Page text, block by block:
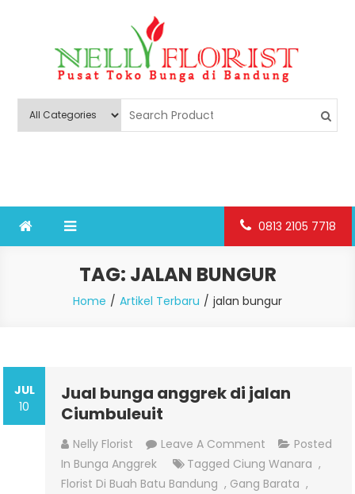
Nelly Florist Bandung
0813 2105 7718
TAG: JALAN BUNGUR
Home Artikel Terbaru jalan bungur
JUL
10
Jual bunga anggrek di jalan
Ciumbuleuit
Nelly Florist Leave A Comment On
Jual
Bunga
Posted
In Bunga Anggrek Tagged Ciung Wanara ,
Florist Di Buah Batu Bandung , Gang Barata ,